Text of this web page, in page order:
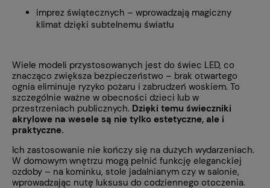
imprez świątecznych – wprowadzają magiczny
klimat dzięki subtelnemu światłu
Wiele modeli przystosowanych jest do świec LED, co
znacząco zwiększa bezpieczeństwo – brak otwartego
ognia eliminuje ryzyko pożaru i zabrudzeń woskiem. To
szczególnie ważne w obecności dzieci lub w
przestrzeniach publicznych. Dzięki temu świeczniki
akrylowe na wesele są nie tylko estetyczne, ale i
praktyczne.
Ich zastosowanie nie kończy się na dużych wydarzeniach.
W domowym wnętrzu mogą pełnić funkcję eleganckiej
ozdoby – na kominku, stole jadalnianym czy w salonie,
wprowadzając nutę luksusu do codziennego otoczenia.